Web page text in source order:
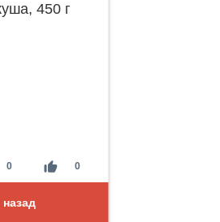
450 г
0 thumb_up 0